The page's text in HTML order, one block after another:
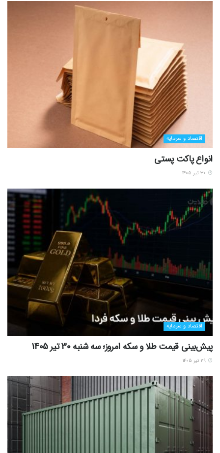
اقتصاد و سرمایه
انواع پاکت پستی
اقتصاد و سرمایه
پیش‌بینی قیمت طلا و سکه امروز؛ سه شنبه 30 تیر 1405